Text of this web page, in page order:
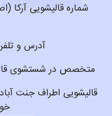
آدرس و
متخصص در شستشوی
قالیشویی اطراف جنت